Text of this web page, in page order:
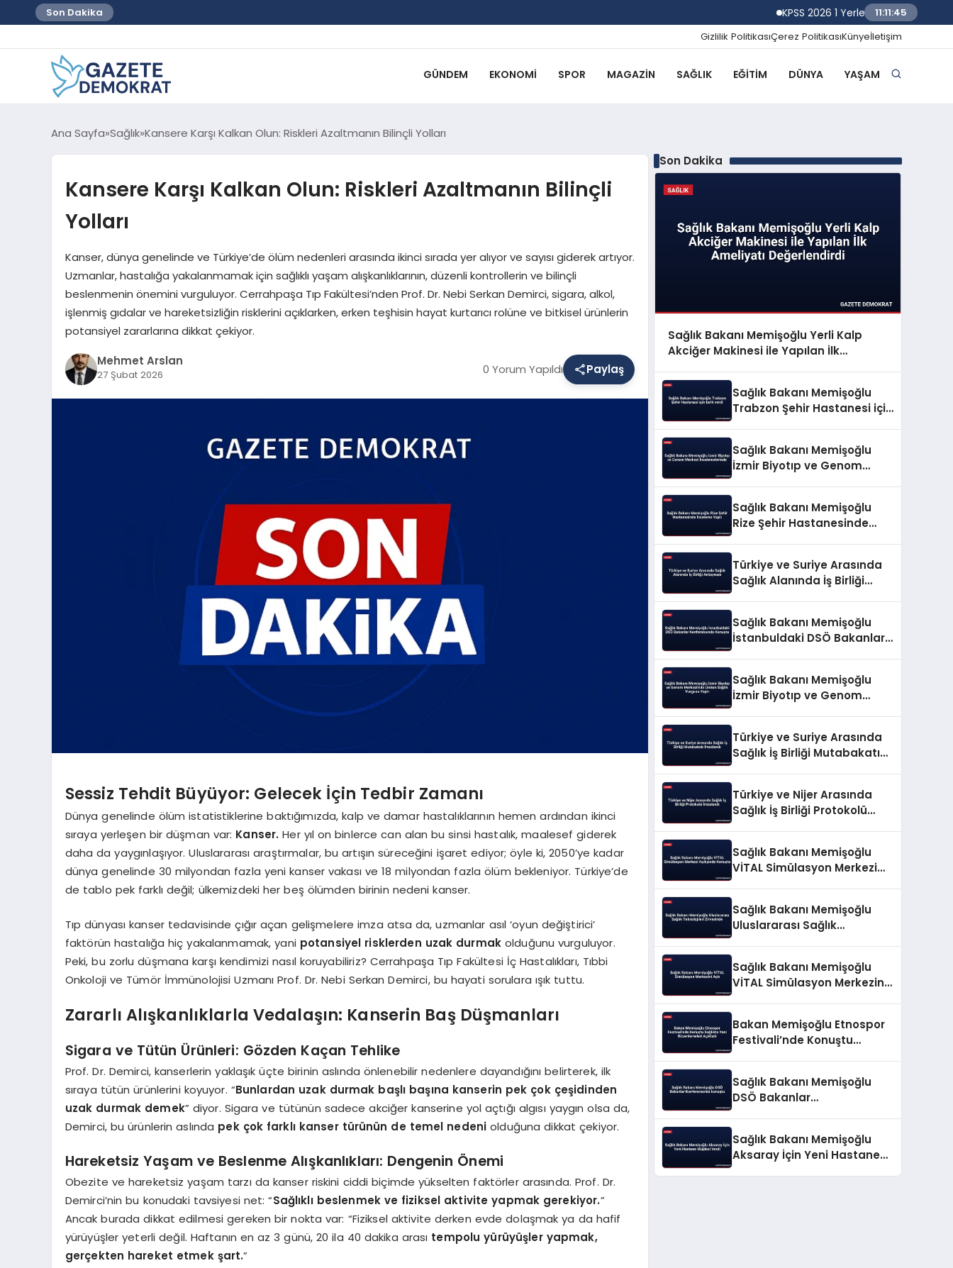
Son Dakika KPSS 2026 1 Yerleştirme Sonuçlarına
11:11:46
Gizlilik PolitikasıÇerez PolitikasıKünyeİletişim
GÜNDEM EKONOMI SPOR MAGAZIN SAĞLIK EĞITIM DÜNYA YAŞAM
Ana Sayfa Sağlık Kansere Karşı Kalkan Olun: Riskleri Azaltmanın Bilinçli Yolları
Kansere Karşı Kalkan Olun: Riskleri Azaltmanın Bilinçli
Yolları
Kanser, dünya genelinde ve Türkiye’de ölüm nedenleri arasında ikinci sırada yer alıyor ve sayısı giderek artıyor.
Uzmanlar, hastalığa yakalanmamak için sağlıklı yaşam alışkanlıklarının, düzenli kontrollerin ve bilinçli
beslenmenin önemini vurguluyor. Cerrahpaşa Tıp Fakültesi’nden Prof. Dr. Nebi Serkan Demirci, sigara, alkol,
işlenmiş gıdalar ve hareketsizliğin risklerini açıklarken, erken teşhisin hayat kurtarıcı rolüne ve bitkisel ürünlerin
potansiyel zararlarına dikkat çekiyor.
Mehmet Arslan
27 Şubat 2026 0 Yorum Yapıldı Paylaş
Sessiz Tehdit Büyüyor: Gelecek İçin Tedbir Zamanı
Dünya genelinde ölüm istatistiklerine baktığımızda, kalp ve damar hastalıklarının hemen ardından ikinci
sıraya yerleşen bir düşman var: Kanser. Her yıl on binlerce can alan bu sinsi hastalık, maalesef giderek
daha da yaygınlaşıyor. Uluslararası araştırmalar, bu artışın süreceğini işaret ediyor; öyle ki, 2050’ye kadar
dünya genelinde 30 milyondan fazla yeni kanser vakası ve 18 milyondan fazla ölüm bekleniyor. Türkiye’de
de tablo pek farklı değil; ülkemizdeki her beş ölümden birinin nedeni kanser.
Tıp dünyası kanser tedavisinde çığır açan gelişmelere imza atsa da, uzmanlar asıl ‘oyun değiştirici’
faktörün hastalığa hiç yakalanmamak, yani potansiyel risklerden uzak durmak olduğunu vurguluyor.
Peki, bu zorlu düşmana karşı kendimizi nasıl koruyabiliriz? Cerrahpaşa Tıp Fakültesi İç Hastalıkları, Tıbbi
Onkoloji ve Tümör İmmünolojisi Uzmanı Prof. Dr. Nebi Serkan Demirci, bu hayati sorulara ışık tuttu.
Zararlı Alışkanlıklarla Vedalaşın: Kanserin Baş Düşmanları
Sigara ve Tütün Ürünleri: Gözden Kaçan Tehlike
Prof. Dr. Demirci, kanserlerin yaklaşık üçte birinin aslında önlenebilir nedenlere dayandığını belirterek, ilk
sıraya tütün ürünlerini koyuyor. “Bunlardan uzak durmak başlı başına kanserin pek çok çeşidinden
uzak durmak demek” diyor. Sigara ve tütünün sadece akciğer kanserine yol açtığı algısı yaygın olsa da,
Demirci, bu ürünlerin aslında pek çok farklı kanser türünün de temel nedeni olduğuna dikkat çekiyor.
Hareketsiz Yaşam ve Beslenme Alışkanlıkları: Dengenin Önemi
Obezite ve hareketsiz yaşam tarzı da kanser riskini ciddi biçimde yükselten faktörler arasında. Prof. Dr.
Demirci’nin bu konudaki tavsiyesi net: “Sağlıklı beslenmek ve fiziksel aktivite yapmak gerekiyor.”
Ancak burada dikkat edilmesi gereken bir nokta var: “Fiziksel aktivite derken evde dolaşmak ya da hafif
yürüyüşler yeterli değil. Haftanın en az 3 günü, 20 ila 40 dakika arası tempolu yürüyüşler yapmak,
gerçekten hareket etmek şart.”
Son Dakika
Sağlık Bakanı Memişoğlu Yerli Kalp
Akciğer Makinesi ile Yapılan İlk
Sağlık Bakanı Memişoğlu
Trabzon Şehir Hastanesi için
Sağlık Bakanı Memişoğlu
İzmir Biyotıp ve Genom
Sağlık Bakanı Memişoğlu
Rize Şehir Hastanesinde
Türkiye ve Suriye Arasında
Sağlık Alanında İş Birliği
Sağlık Bakanı Memişoğlu
İstanbuldaki DSÖ Bakanlar
Sağlık Bakanı Memişoğlu
İzmir Biyotıp ve Genom
Türkiye ve Suriye Arasında
Sağlık İş Birliği Mutabakatı
Türkiye ve Nijer Arasında
Sağlık İş Birliği Protokolü
Sağlık Bakanı Memişoğlu
VİTAL Simülasyon Merkezi
Sağlık Bakanı Memişoğlu
Uluslararası Sağlık
Sağlık Bakanı Memişoğlu
VİTAL Simülasyon Merkezini
Bakan Memişoğlu Etnospor
Festivali’nde Konuştu
Sağlık Bakanı Memişoğlu
DSÖ Bakanlar
Sağlık Bakanı Memişoğlu
Aksaray İçin Yeni Hastane